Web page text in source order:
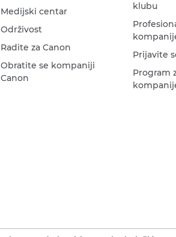
Medijski centar
Održivost
Radite za Canon
Obratite se kompaniji
Canon
klubu
Prijavite
Program